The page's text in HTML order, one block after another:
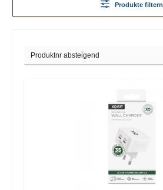
Produkte filtern